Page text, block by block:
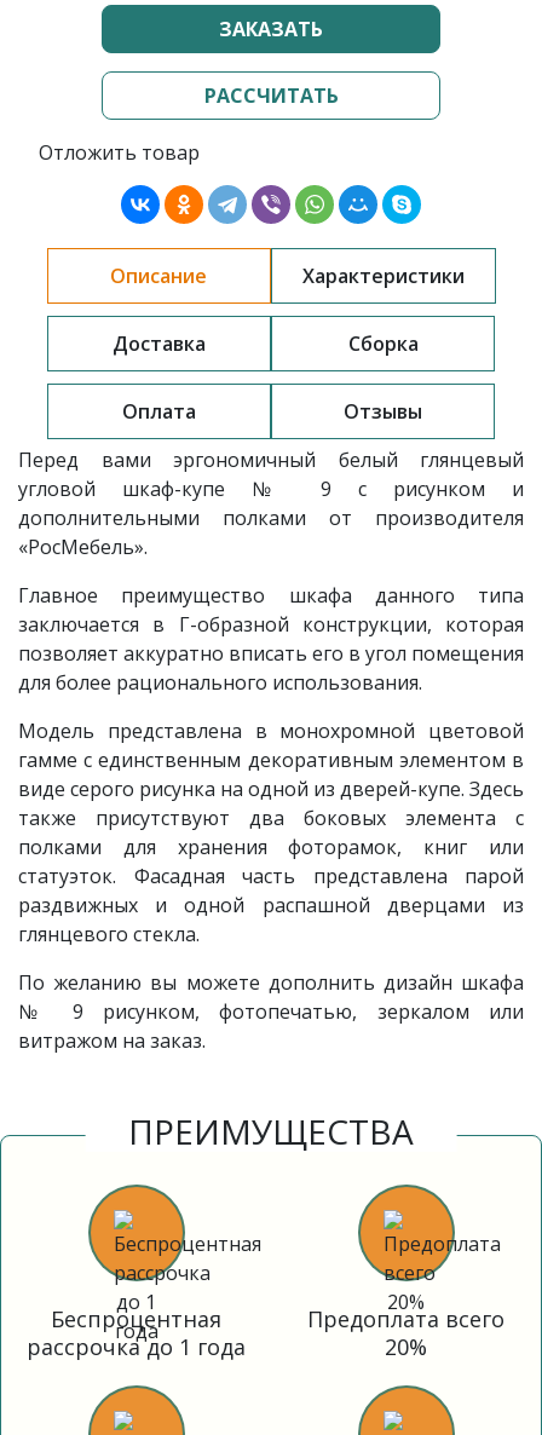
ЗАКАЗАТЬ
РАССЧИТАТЬ
Отложить товар
Описание Характеристики
Доставка Сборка
Оплата
Отзывы
Перед вами эргономичный белый глянцевый
угловой шкаф-купе № 9 с рисунком и
дополнительными полками от производителя
«РосМебель».
Главное преимущество шкафа данного типа
заключается в Г-образной конструкции, которая
позволяет аккуратно вписать его в угол помещения
для более рационального использования.
Модель представлена в монохромной цветовой
гамме с единственным декоративным элементом в
виде серого рисунка на одной из дверей-купе. Здесь
также присутствуют два боковых элемента с
полками для хранения фоторамок, книг или
статуэток. Фасадная часть представлена парой
раздвижных и одной распашной дверцами из
глянцевого стекла.
По желанию вы можете дополнить дизайн шкафа
№ 9 рисунком, фотопечатью, зеркалом или
витражом на заказ.
ПРЕИМУЩЕСТВА
Беспроцентная
рассрочка до 1 года
Предоплата всего
20%